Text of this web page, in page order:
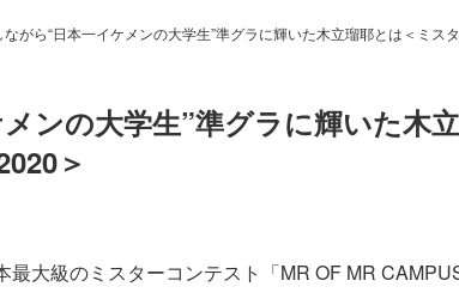
がら“日本一イケメンの大学生”準グラに輝いた木立瑠耶とは＜ミス
ンの大学生”準グラに輝いた木
＞
大級のミスターコンテスト「MR OF MR